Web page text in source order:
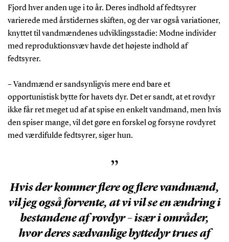
Fjord hver anden uge i to år. Deres indhold af fedtsyrer
varierede med årstidernes skiften, og der var også variationer,
knyttet til vandmændenes udviklingsstadie: Modne individer
med reproduktionsvæv havde det højeste indhold af
fedtsyrer.
– Vandmænd er sandsynligvis mere end bare et
opportunistisk bytte for havets dyr. Det er sandt, at et rovdyr
ikke får ret meget ud af at spise en enkelt vandmand, men hvis
den spiser mange, vil det gøre en forskel og forsyne rovdyret
med værdifulde fedtsyrer, siger hun.
”
Hvis der kommer flere og flere vandmænd,
vil jeg også forvente, at vi vil se en ændring i
bestandene af rovdyr – især i områder,
hvor deres sædvanlige byttedyr trues af